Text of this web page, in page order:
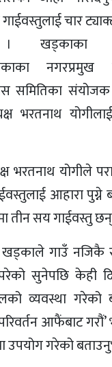
चार
। खड्काका
समितिका
भरतनाथ
भरतनाथ योगीले
आहारा पुग्ने
तीन सय गाईवस्तु
गाउँ नजिकै
सुनेपछि केही
व्यवस्था गरेको
आफैंबाट
उपयोग गरेको